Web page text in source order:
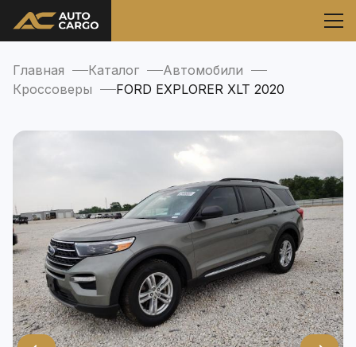
Главная Каталог
Автомобили
Кроссоверы
FORD EXPLORER XLT 2020